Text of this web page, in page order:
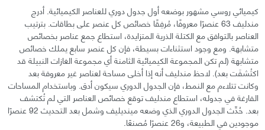
كيميائي روسي مشهور بوضعه أول جدول دوري للعناصر الكيميائية. أدرج
مندليف 63 عنصرًا معروفًا، مُرفِقًا خصائص كل عنصر على بطاقات. بترتيب
العناصر بالتوافق مع الكتلة الذرية المتزايدة، استطاع جمع عناصر بخصائص
متشابهة. ومع وجود استثناءات بسيطة، فإن كل عنصر سابع يملك خصائص
متشابهة (لم تكن المجموعة الكيميائية الثامنة أي مجموعة الغازات النبيلة قد
اكتُشفَت بعد). لاحظ مندليف أنه إذا أخلى مساحة لعناصر غير معروفة بعد
وكانت تتلاءم مع النمط، فإن الجدول الدوري سيكون أدق. وباستخدام المساحات
الفارغة في جدوله، استطاع مندليف توقع خصائص العناصر التي لم تُكتشف
بعد. حُدِّث الجدول الدوري الذي وضعه مينديليف وشمل بعد التحديث 92 عنصرًا
موجودين في الطبيعة، و26 عنصرًا مُصنعًا.